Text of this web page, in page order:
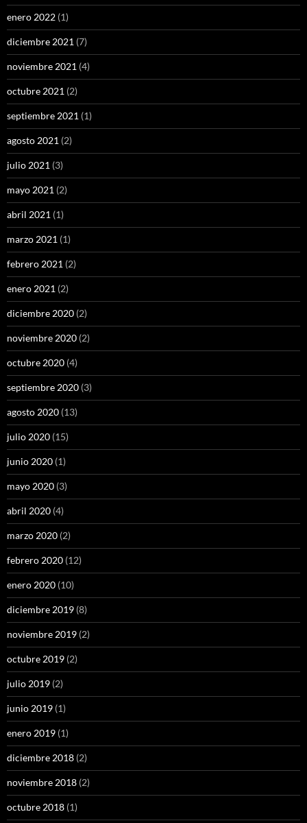
enero 2022 (1)
diciembre 2021 (7)
noviembre 2021 (4)
octubre 2021 (2)
septiembre 2021 (1)
agosto 2021 (2)
julio 2021 (3)
mayo 2021 (2)
abril 2021 (1)
marzo 2021 (1)
febrero 2021 (2)
enero 2021 (2)
diciembre 2020 (2)
noviembre 2020 (2)
octubre 2020 (4)
septiembre 2020 (3)
agosto 2020 (13)
julio 2020 (15)
junio 2020 (1)
mayo 2020 (3)
abril 2020 (4)
marzo 2020 (2)
febrero 2020 (12)
enero 2020 (10)
diciembre 2019 (8)
noviembre 2019 (2)
octubre 2019 (2)
julio 2019 (2)
junio 2019 (1)
enero 2019 (1)
diciembre 2018 (2)
noviembre 2018 (2)
octubre 2018 (1)